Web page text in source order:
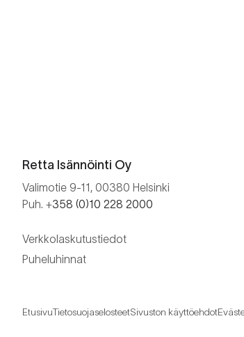
Retta Isännöinti Oy
Valimotie 9-11, 00380 Helsinki
Puh. +358 (0)10 228 2000
Verkkolaskutustiedot
Puheluhinnat
EtusivuTietosuojaselosteetSivuston käyttöehdot